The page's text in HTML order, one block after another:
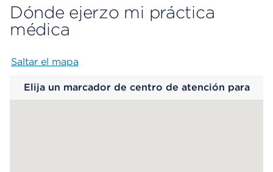
Dónde ejerzo mi práctica
médica
Saltar el mapa
Elija un marcador de centro de atención para